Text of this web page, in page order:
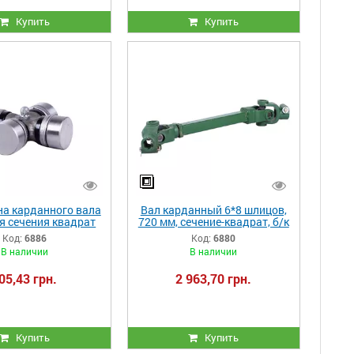
Купить Купить
карданного вала
сечения квадрат
Код: 6886
В наличии
грн.
Купить
Вал карданный 6*8 шлицов,
720 мм, сечение-квадрат, б/к
Код: 6880
В наличии
2 963,70 грн.
Купить